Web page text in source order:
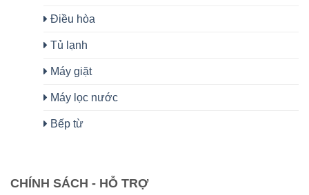
Điều hòa
Tủ lạnh
Máy giặt
Máy lọc nước
Bếp từ
CHÍNH SÁCH - HỖ TRỢ